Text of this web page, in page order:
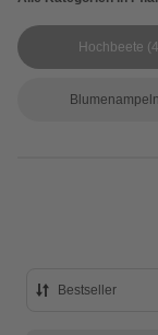
Hochbeete
Blumenampeln
Bestseller